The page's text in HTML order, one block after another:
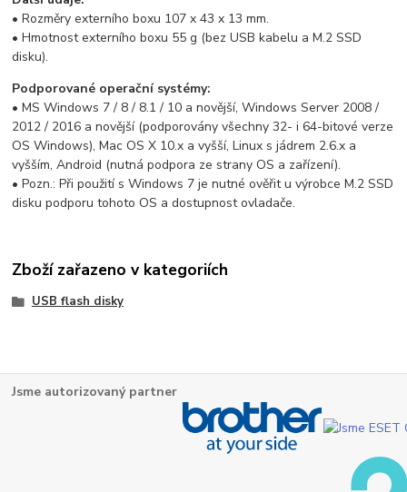
• Rozměry externího boxu 107 x 43 x 13 mm.
• Hmotnost externího boxu 55 g (bez USB kabelu a M.2 SSD
disku).
Podporované operační systémy:
• MS Windows 7 / 8 / 8.1 / 10 a novější, Windows Server 2008 /
2012 / 2016 a novější (podporovány všechny 32- i 64-bitové verze
OS Windows), Mac OS X 10.x a vyšší, Linux s jádrem 2.6.x a
vyšším, Android (nutná podpora ze strany OS a zařízení).
• Pozn.: Při použití s Windows 7 je nutné ověřit u výrobce M.2 SSD
disku podporu tohoto OS a dostupnost ovladače.
Zboží zařazeno v kategoriích
USB flash disky
Jsme autorizovaný partner